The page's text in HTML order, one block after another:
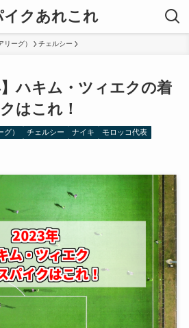
イクあれこれ
リーグ） チェルシー
】ハキム・ツィエクの着
はこれ！
） チェルシー ナイキ モロッコ代表